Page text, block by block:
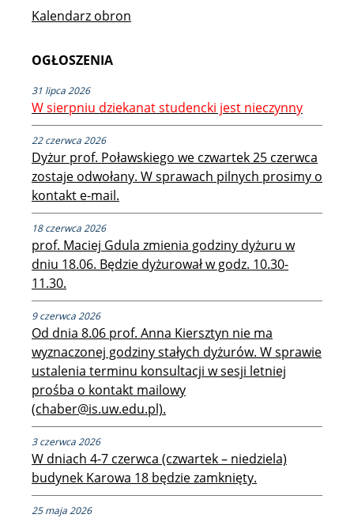
Akademiki i stypendia
Konkursy na prace dyplomowe
Raport samooceny
Ważne dokumenty
Strefa studencka
Aktualności studenckie
Rada Samorządu Studentów
Koła naukowe studentów
Rekrutacja
Kalendarz obron
OGŁOSZENIA
31 lipca 2026
W sierpniu dziekanat studencki jest nieczynny
22 czerwca 2026
Dyżur prof. Poławskiego we czwartek 25 czerwca
zostaje odwołany. W sprawach pilnych prosimy o
kontakt e-mail.
18 czerwca 2026
prof. Maciej Gdula zmienia godziny dyżuru w
dniu 18.06. Będzie dyżurował w godz. 10.30-
11.30.
9 czerwca 2026
Od dnia 8.06 prof. Anna Kiersztyn nie ma
wyznaczonej godziny stałych dyżurów. W sprawie
ustalenia terminu konsultacji w sesji letniej
prośba o kontakt mailowy
(chaber@is.uw.edu.pl).
3 czerwca 2026
W dniach 4-7 czerwca (czwartek – niedziela)
budynek Karowa 18 będzie zamknięty.
25 maja 2026